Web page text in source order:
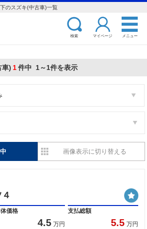
のスズキ(中古車)一覧
検索 マイページ メニュー
車) 1件中 1～1件を表示
画像表示に切り替える
価格
4.5 万円
支払総額
5.5 万円